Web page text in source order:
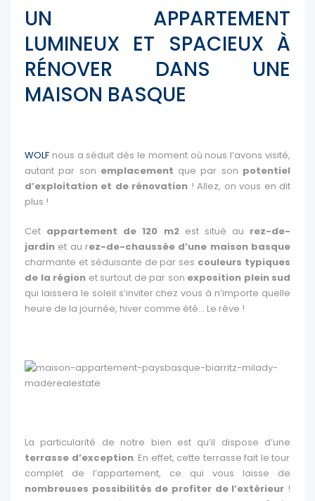
UN APPARTEMENT
LUMINEUX ET SPACIEUX À
RÉNOVER DANS UNE
MAISON BASQUE
WOLF nous a séduit dès le moment où nous l’avons visité,
autant par son emplacement que par son potentiel
d’exploitation et de rénovation ! Allez, on vous en dit
plus !
Cet appartement de 120 m2est situé au rez-de-
jardin et au rez-de-chaussée d’une maison basque
charmante et séduisante de par ses couleurs typiques
de la région et surtout de par son exposition plein sud
qui laissera le soleil s’inviter chez vous à n’importe quelle
heure de la journée, hiver comme été… Le rêve !
La particularité de notre bien est qu’il dispose d’une
terrasse d’exception. En effet, cette terrasse fait le tour
complet de l’appartement, ce qui vous laisse de
nombreuses possibilités de profiter de l’extérieur !